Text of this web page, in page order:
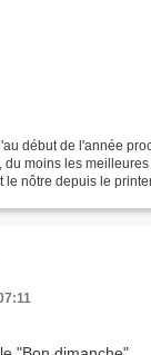
début de l'année
du moins les
le nôtre depuis le